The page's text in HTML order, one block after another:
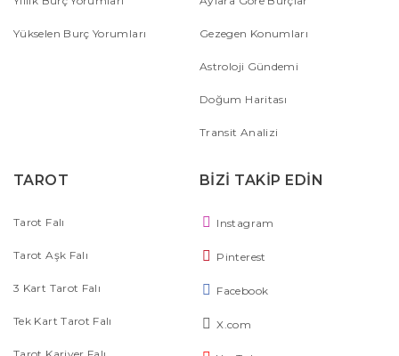
Yükselen Burç Yorumları Gezegen Konumları
Astroloji Gündemi
Doğum Haritası
Transit Analizi
TAROT
Tarot Falı
Tarot Aşk Falı
3 Kart Tarot Falı
Tek Kart Tarot Falı
BİZİ TAKİP EDİN
Instagram
Pinterest
Facebook
X.com